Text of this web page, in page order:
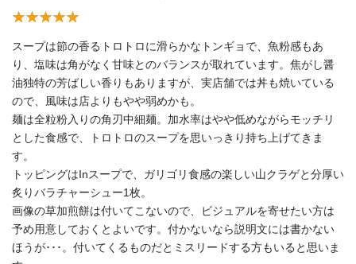
スープは節の香るトロトロに滑らかなトンギョで、魚粉感もあ
り、塩味は角がなく甘味とのバランスが取れています。焦がし醤
油独特の芳ばしい香りもありますが、実店舗では丼も焼いている
ので、風味は店よりもやや弱めかも。
麺は全粒粉入りの角刃中細麺。加水率はやや低めながらモッチリ
とした食感で、トロトロのスープを思いっきり持ち上げてきま
す。
トッピングはInスープで、ガリゴリ食感の楽しい山クラゲと分厚い
炙りバラチャーシュー1枚。
画像の草加煎餅は付いてこないので、ビジュアルを寄せたい方は
予め用意しておくとよいです。付かないなら説明文には書かない
ほうが･･･。付いてくるものだとミスリードする方もいると思いま